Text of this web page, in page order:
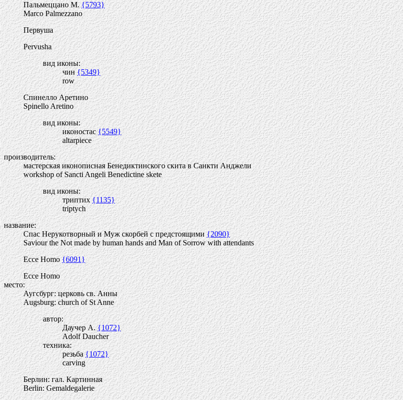
Пальмеццано М.{5793}
Marco Palmezzano
Первуша
Pervusha
вид иконы:
чин{5349}
row
Спинелло Аретино
Spinello Aretino
вид иконы:
иконостас{5549}
altarpiece
производитель:
мастерская иконописная Бенедиктинского скита в Санкти Анджели
workshop of Sancti Angeli Benedictine skete
вид иконы:
триптих{1135}
triptych
название:
Спас Нерукотворный и Муж скорбей с предстоящими{2090}
Saviour the Not made by human hands and Man of Sorrow with attendants
Ecce Homo{6091}
Ecce Homo
место:
Аугсбург: церковь св. Анны
Augsburg: church of St Anne
автор:
Даучер А.{1072}
Adolf Daucher
техника:
резьба{1072}
carving
Берлин: гал. Картинная
Berlin: Gemaldegalerie